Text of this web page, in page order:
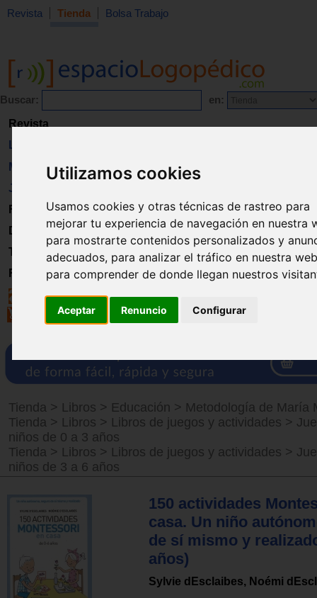
Utilizamos cookies
Usamos cookies y otras técnicas de rastreo para
mejorar tu experiencia de navegación en nuestra
para mostrarte contenidos personalizados y
adecuados, para analizar el tráfico en nuestra
para comprender de donde llegan nuestros
Aceptar Renuncio Configurar
Revista Tienda Bolsa Trabajo
Buscar: en:
Revista
Libros
Material
Juguetes
Formación
Directorio
Trabajo
Registro
Tienda > Libros > Educación > Metodología de María
Tienda > Libros > Libros de juegos y actividades >
niños de 0 a 3 años
Tienda > Libros > Libros de juegos y actividades >
niños de 3 a 6 años
150 actividades
casa. Un niño
de sí mismo y
años)
Sylvie dEsclaibes, Noémi